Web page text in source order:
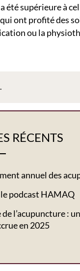
été supérieure à
ont profité des
ou la
RÉCENTS
annuel des
podcast HAMAQ
de l’acupuncture :
en 2025